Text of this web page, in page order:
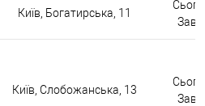
Київ, Богатирська, 11
Київ, Слобожанська, 13